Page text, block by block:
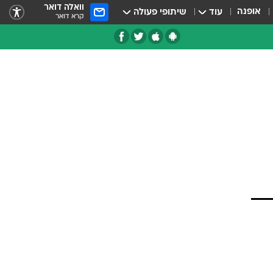
אופנה עוד שיתופי פעולה וואלה דואר
קרא דואר